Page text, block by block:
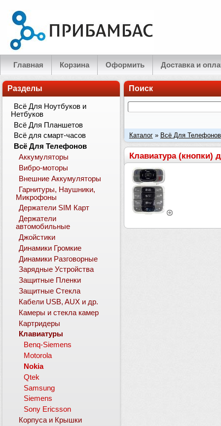
Главная Корзина Оформить Доставка и
Поиск
Каталог» Всё Для Телефонов
Клавиатура (кнопки)
Разделы
Всё Для Ноутбуков и
Нетбуков
Всё Для Планшетов
Всё для смарт-часов
Всё Для Телефонов
Аккумуляторы
Вибро-моторы
Внешние Аккумуляторы
Гарнитуры, Наушники,
Микрофоны
Держатели SIM Карт
Держатели
автомобильные
Джойстики
Динамики Громкие
Динамики Разговорные
Зарядные Устройства
Защитные Пленки
Защитные Стекла
Кабели USB, AUX и др.
Камеры и стекла камер
Картридеры
Клавиатуры
Benq-Siemens
Motorola
Nokia
Qtek
Samsung
Siemens
Sony Ericsson
Корпуса и Крышки